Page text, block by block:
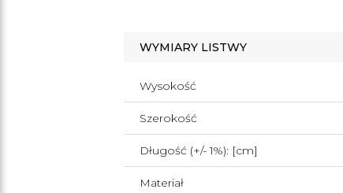
WYMIARY LISTWY
Wysokość
Szerokość
Długość (+/- 1%): [cm]
Materiał